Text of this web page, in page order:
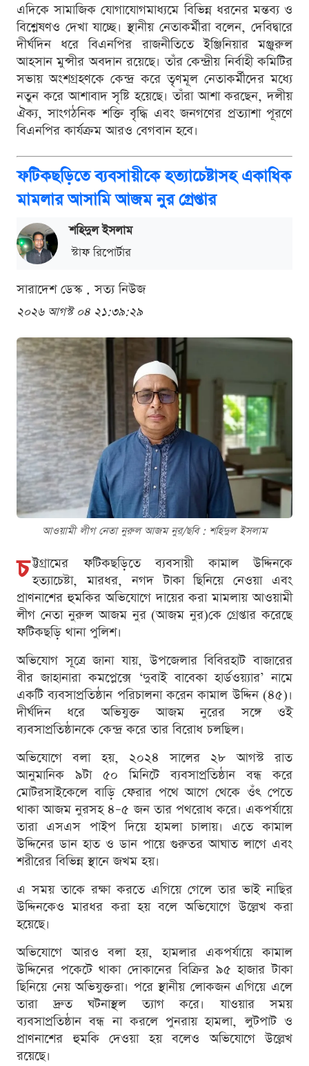
এদিকে সামাজিক যোগাযোগমাধ্যমে বিভিন্ন ধরনের মন্তব্য ও
বিশ্লেষণও দেখা যাচ্ছে। স্থানীয় নেতাকর্মীরা বলেন, দেবিদ্বারে
দীর্ঘদিন ধরে বিএনপির রাজনীতিতে ইঞ্জিনিয়ার মঞ্জুরুল
আহসান মুন্সীর অবদান রয়েছে। তাঁর কেন্দ্রীয় নির্বাহী কমিটির
সভায় অংশগ্রহণকে কেন্দ্র করে তৃণমূল নেতাকর্মীদের মধ্যে
নতুন করে আশাবাদ সৃষ্টি হয়েছে। তাঁরা আশা করছেন, দলীয়
ঐক্য, সাংগঠনিক শক্তি বৃদ্ধি এবং জনগণের প্রত্যাশা পূরণে
বিএনপির কার্যক্রম আরও বেগবান হবে।
ফটিকছড়িতে ব্যবসায়ীকে হত্যাচেষ্টাসহ একাধিক
মামলার আসামি আজম নুর গ্রেপ্তার
শ‌হিদুল ইসলাম
স্টাফ রিপোর্টার
সারাদেশ ডেস্ক . সত্য নিউজ
২০২৬ আগস্ট ০৪ ২১:৩৯:২৯
আওয়ামী লীগ নেতা নুরুল আজম নুর/ছবি : শ‌হিদুল ইসলাম
চ ট্টগ্রামের ফটিকছড়িতে ব্যবসায়ী কামাল উদ্দিনকে
হত্যাচেষ্টা, মারধর, নগদ টাকা ছিনিয়ে নেওয়া এবং
প্রাণনাশের হুমকির অভিযোগে দায়ের করা মামলায় আওয়ামী
লীগ নেতা নুরুল আজম নুর (আজম নুর)কে গ্রেপ্তার করেছে
ফটিকছড়ি থানা পুলিশ।
অভিযোগ সূত্রে জানা যায়, উপজেলার বিবিরহাট বাজারের
বীর জাহানারা কমপ্লেক্সে ‘দুবাই বাবেকা হার্ডওয়্যার’ নামে
একটি ব্যবসাপ্রতিষ্ঠান পরিচালনা করেন কামাল উদ্দিন (৪৫)।
দীর্ঘদিন ধরে অভিযুক্ত আজম নুরের সঙ্গে ওই
ব্যবসাপ্রতিষ্ঠানকে কেন্দ্র করে তার বিরোধ চলছিল।
অভিযোগে বলা হয়, ২০২৪ সালের ২৮ আগস্ট রাত
আনুমানিক ৯টা ৫০ মিনিটে ব্যবসাপ্রতিষ্ঠান বন্ধ করে
মোটরসাইকেলে বাড়ি ফেরার পথে আগে থেকে ওঁৎ পেতে
থাকা আজম নুরসহ ৪–৫ জন তার পথরোধ করে। একপর্যায়ে
তারা এসএস পাইপ দিয়ে হামলা চালায়। এতে কামাল
উদ্দিনের ডান হাত ও ডান পায়ে গুরুতর আঘাত লাগে এবং
শরীরের বিভিন্ন স্থানে জখম হয়।
এ সময় তাকে রক্ষা করতে এগিয়ে গেলে তার ভাই নাছির
উদ্দিনকেও মারধর করা হয় বলে অভিযোগে উল্লেখ করা
হয়েছে।
অভিযোগে আরও বলা হয়, হামলার একপর্যায়ে কামাল
উদ্দিনের পকেটে থাকা দোকানের বিক্রির ৯৫ হাজার টাকা
ছিনিয়ে নেয় অভিযুক্তরা। পরে স্থানীয় লোকজন এগিয়ে এলে
তারা দ্রুত ঘটনাস্থল ত্যাগ করে। যাওয়ার সময়
ব্যবসাপ্রতিষ্ঠান বন্ধ না করলে পুনরায় হামলা, লুটপাট ও
প্রাণনাশের হুমকি দেওয়া হয় বলেও অভিযোগে উল্লেখ
রয়েছে।